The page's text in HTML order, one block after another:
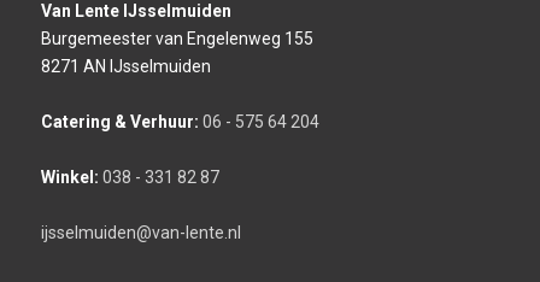
Van Lente IJsselmuiden
Burgemeester van Engelenweg 155
8271 AN IJsselmuiden
Catering & Verhuur: 06 - 575 64 204
Winkel: 038 - 331 82 87
ijsselmuiden@van-lente.nl